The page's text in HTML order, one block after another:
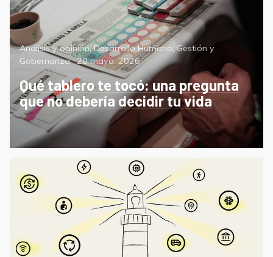
Categorías
Análisis y opinión,Desarrollo Humano,Gestión y
Gobernanza Posted
20 mayo, 2026
Qué tablero te tocó: una pregunta
que no debería decidir tu vida